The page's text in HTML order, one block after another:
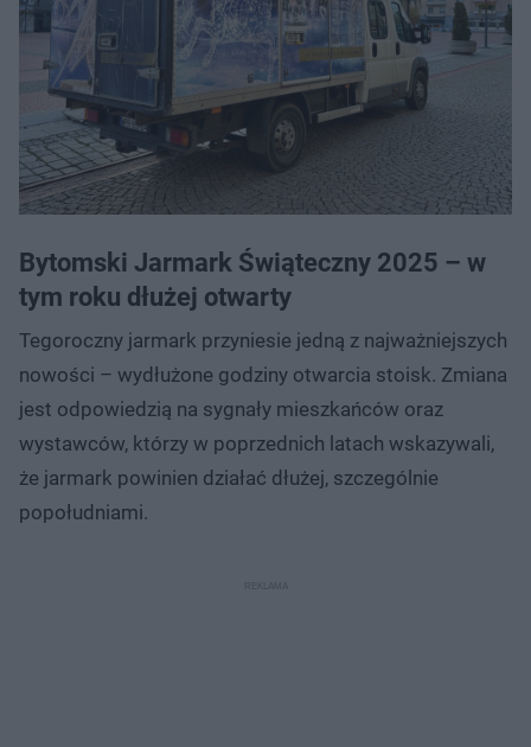
Bytomski Jarmark Świąteczny 2025 – w
tym roku dłużej otwarty
Tegoroczny jarmark przyniesie jedną z najważniejszych
nowości – wydłużone godziny otwarcia stoisk. Zmiana
jest odpowiedzią na sygnały mieszkańców oraz
wystawców, którzy w poprzednich latach wskazywali,
że jarmark powinien działać dłużej, szczególnie
popołudniami.